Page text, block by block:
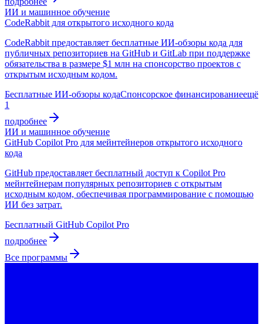
ИИ и машинное обучение
CodeRabbit для открытого исходного кода
CodeRabbit предоставляет бесплатные ИИ-обзоры кода для
публичных репозиториев на GitHub и GitLab при поддержке
обязательства в размере $1 млн на спонсорство проектов с
открытым исходным кодом.
Бесплатные ИИ-обзоры кодаСпонсорское финансированиеещё
1
подробнее
ИИ и машинное обучение
GitHub Copilot Pro для мейнтейнеров открытого исходного
кода
GitHub предоставляет бесплатный доступ к Copilot Pro
мейнтейнерам популярных репозиториев с открытым
исходным кодом, обеспечивая программирование с помощью
ИИ без затрат.
Бесплатный GitHub Copilot Pro
подробнее
Все программы